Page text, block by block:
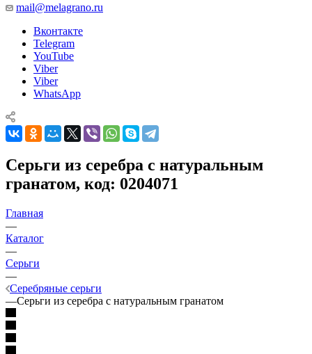
mail@melagrano.ru
Вконтакте
Telegram
YouTube
Viber
Viber
WhatsApp
Серьги из серебра с натуральным
гранатом, код: 0204071
Главная
—
Каталог
—
Серьги
—
Серебряные серьги
—Серьги из серебра с натуральным гранатом